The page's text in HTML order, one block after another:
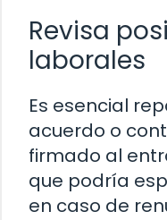
Revisa
laborales
Es esencial
acuerdo o
firmado al
que podría
en caso de